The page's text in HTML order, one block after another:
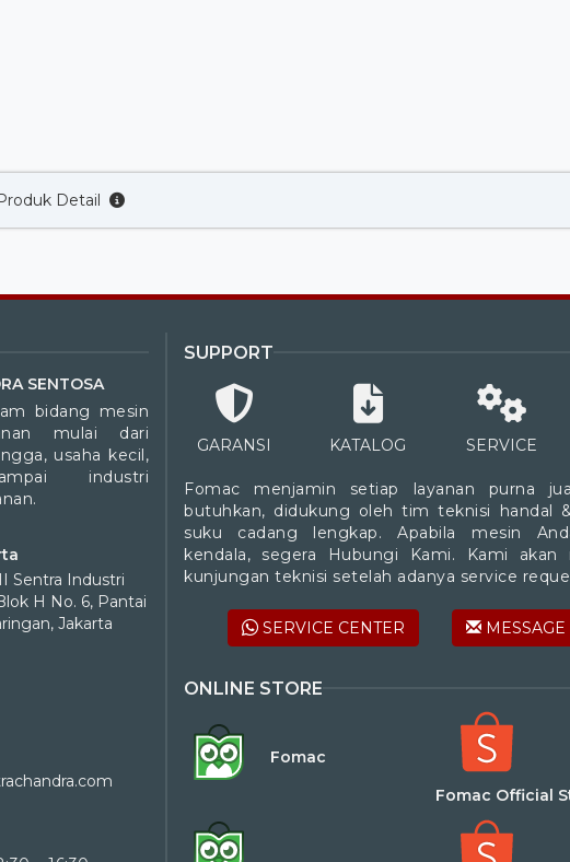
Detail
SENTOSA
bidang mesin
mulai dari
usaha kecil,
industri
Sentra Industri
H No. 6, Pantai
Jakarta
SUPPORT
GARANSI KATALOG SERVICE
Fomac menjamin setiap layanan purna
butuhkan, didukung oleh tim teknisi handal
suku cadang lengkap. Apabila mesin
kendala, segera Hubungi Kami. Kami akan
kunjungan teknisi setelah adanya service
SERVICE CENTER MESSAGE
ONLINE STORE
Fomac
Fomac Official